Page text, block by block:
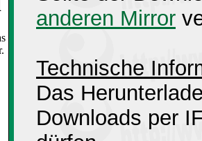
anderen Mirror
Technische
Das
Downloads per